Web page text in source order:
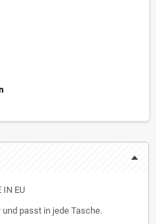
IN EU
passt in jede Tasche.